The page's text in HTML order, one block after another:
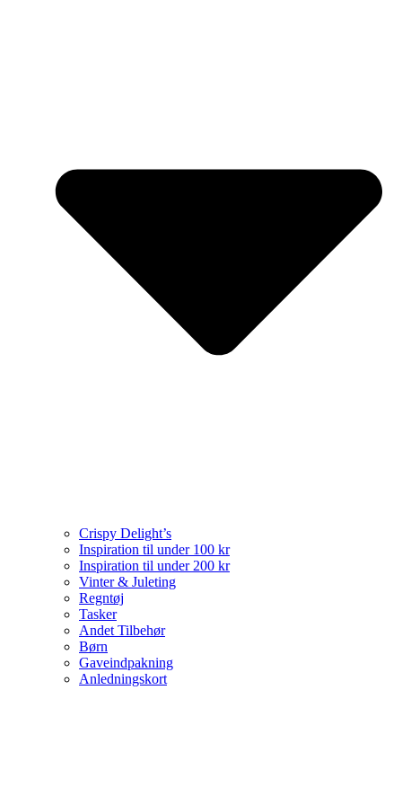
Crispy Delight’s
Inspiration til under 100 kr
Inspiration til under 200 kr
Vinter & Juleting
Regntøj
Tasker
Andet Tilbehør
Børn
Gaveindpakning
Anledningskort